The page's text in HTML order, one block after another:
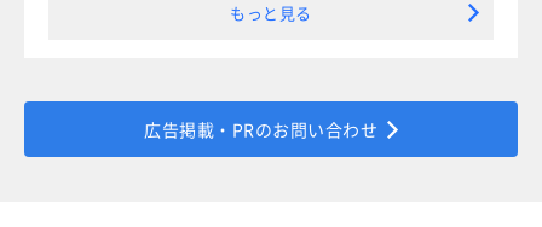
もっと見る
広告掲載・PRのお問い合わせ